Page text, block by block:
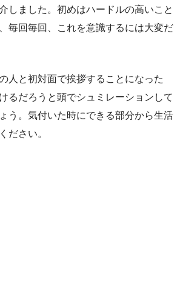
しました。初めはハードルの高いこと
毎回毎回、これを意識するには大変だ
人と初対面で挨拶することになった
るだろうと頭でシュミレーションして
う。気付いた時にできる部分から生活
ださい。